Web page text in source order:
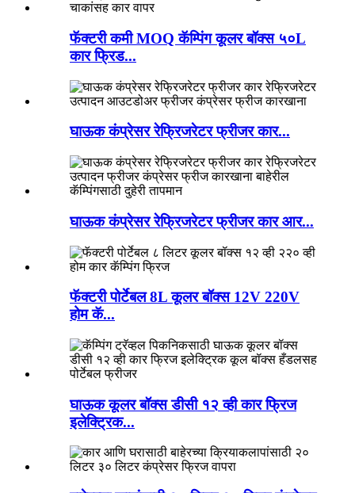
फॅक्टरी कमी MOQ कॅम्पिंग कूलर बॉक्स ५०L
कार फ्रिड...
घाऊक कंप्रेसर रेफ्रिजरेटर फ्रीजर कार...
घाऊक कंप्रेसर रेफ्रिजरेटर फ्रीजर कार आर...
फॅक्टरी पोर्टेबल 8L कूलर बॉक्स 12V 220V
होम कॅ...
घाऊक कूलर बॉक्स डीसी १२ व्ही कार फ्रिज
इलेक्ट्रिक...